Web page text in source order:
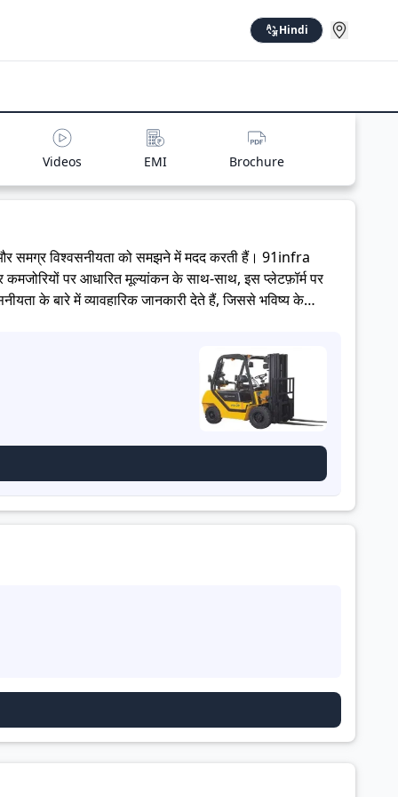
Hindi
Videos EMI Brochure
समग्र विश्वसनीयता को समझने में मदद करती हैं। 91infra
कमजोरियों पर आधारित मूल्यांकन के साथ-साथ, इस प्लेटफ़ॉर्म पर